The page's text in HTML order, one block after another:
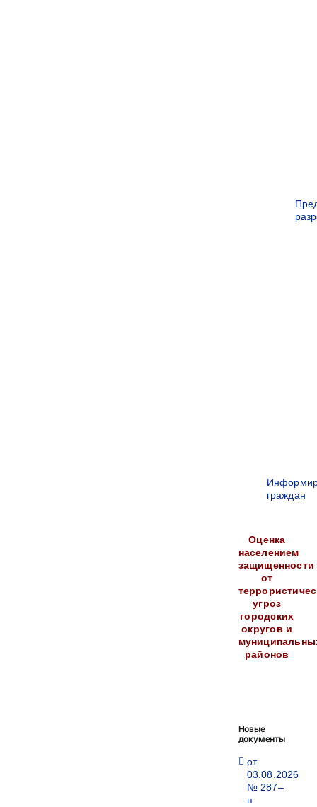
граждан
Оценка
населением
защищенности
от
угроз
городских
округов и
районов
Новые
документы
от
03.08.2026
№ 287–
п